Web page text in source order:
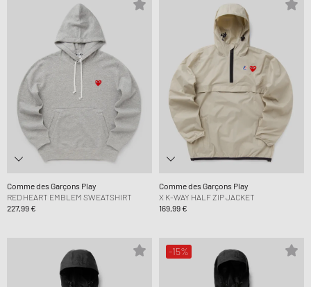
Comme des Garçons Play
RED HEART EMBLEM SWEATSHIRT
227,99 €
Comme des Garçons Play
X K-WAY HALF ZIP JACKET
169,99 €
-15%